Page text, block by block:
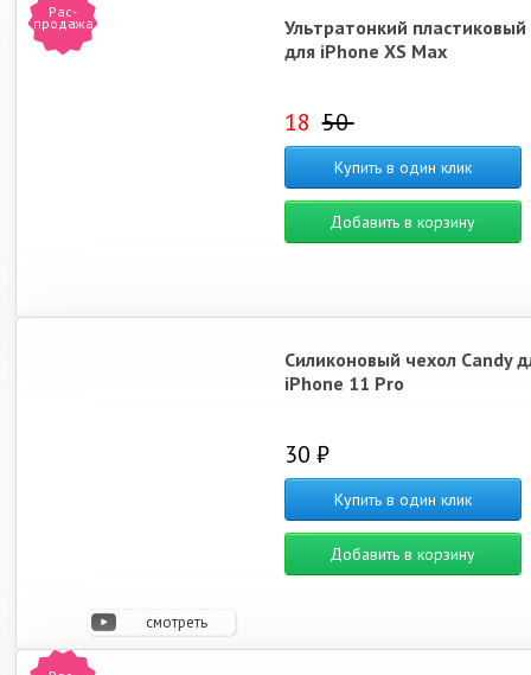
Рас-
продажа
Ультратонкий пластиковый
для iPhone XS Max
18 50
Купить в один клик
Добавить в корзину
смотреть
видео
Силиконовый чехол Candy
iPhone 11 Pro
30 ₽
Купить в один клик
Добавить в корзину